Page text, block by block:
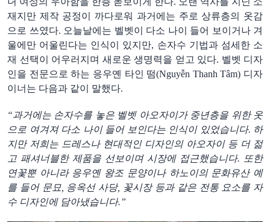
재지만 제작 공정이 까다로워 과거에는 주로 상류층의
옷감
으로 쓰였다. 오늘날에는 벨벳이 다소 나이 들어 보이거나 겨
울에만 어울린다는 인식이 있지만, 손자수 기법과 섬세한 소
재 선택이 어우러지며 새로운 생명력을 얻고 있다. 벨벳 디자
인을 전문으로 하는 응우옌 타인 떰(Nguyễn Thanh Tâm) 디자
이너는 다음과 같이 말했다.
“과거에는 손자수를 놓은 벨벳 아오자이가 중년층을 위한 옷
으로 여겨져 다소 나이 들어 보인다는 인식이 있었습니다. 하
지만 저희는 드레스나 현대적인 디자인의 아오자이 등 더 젊
고 패셔너블한 제품을 선보이며 시장에 접근했습니다. 또한
연꽃뿐 아니라 응우옌 왕조 문양이나 하노이의 문화유산 예
를 들어 문묘, 응옥선 사당, 꽃시장 등과 같은 전통 요소를 자
수 디자인에 담아냈습니다.”